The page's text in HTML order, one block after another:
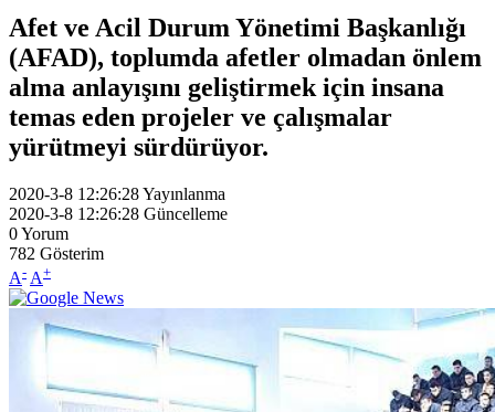
Afet ve Acil Durum Yönetimi Başkanlığı
(AFAD), toplumda afetler olmadan önlem
alma anlayışını geliştirmek için insana
temas eden projeler ve çalışmalar
yürütmeyi sürdürüyor.
2020-3-8 12:26:28Yayınlanma
2020-3-8 12:26:28 Güncelleme
0Yorum
782 Gösterim
A- A+